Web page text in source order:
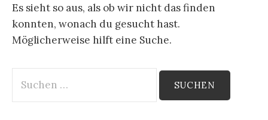
Es sieht so aus, als ob wir nicht das finden
konnten, wonach du gesucht hast.
Möglicherweise hilft eine Suche.
Suchen
nach: